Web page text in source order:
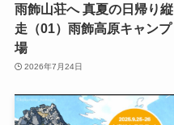
雨飾山荘へ 真夏の日帰り縦
走（01）雨飾高原キャンプ
場
2026年7月24日